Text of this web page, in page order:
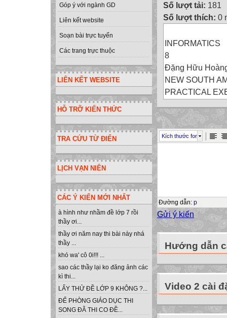
Góp ý với ngành GD
Liên kết website
Soạn bài trực tuyến
Các trang trực thuộc
LIÊN KẾT WEBSITE
HỖ TRỠ KIẾN THỨC
TRA CỨU TỪ ĐIỂN
LỊCH VẠN NIÊN
CÁC Ý KIẾN MỚI NHẤT
à hình như nhầm đề lớp 7 rồi
thầy ơi...
thầy ơi năm nay thi bài này nhá
thầy ...
khó wa' cô 0i!!! ...
sao các thầy lại ko đăng ảnh các
kì thi...
LẤY THỬ ĐỀ LỚP 9 KHÔNG ?...
ĐỂ PHÒNG GIÁO DỤC THI
SONG ĐÃ THI CO ĐỀ...
Số lượt tải: 181
Số lượt thích: 0
INFORMATICS
8
Đặng Hữu
NEW SOUTH
PRACTICAL
XỬ LÍ DÃY SỐ
EXERCISE 1
Viết chương
Khởi động
lệnh trong
Thực hiện:
Lưu chương
Dịch và chỉnh
Chạy chương
EXERCISE 2
điểm Toán và
Kích thước font
Đường dẫn: p
Gửi ý kiến
Hướng dẫn
Video 2 cài